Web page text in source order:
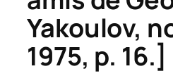
Yakoulov,
1975, p. 16.]